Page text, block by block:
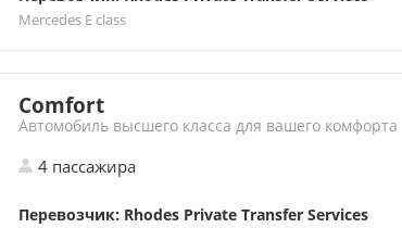
Mercedes E class
Comfort
Автомобиль высшего класса для вашего комфорта
4 пассажира
Перевозчик: Rhodes Private Transfer Services